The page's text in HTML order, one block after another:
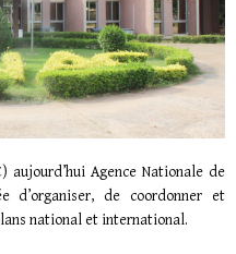
aujourd’hui Agence Nationale de
d’organiser, de coordonner et
national et international.